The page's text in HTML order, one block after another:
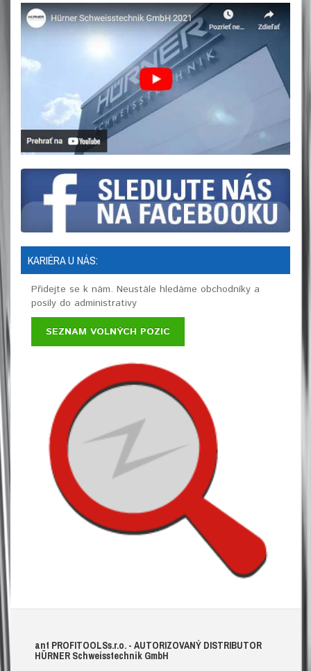
KARIÉRA U NÁS:
Přidejte se k nám. Neustále hledáme obchodníky a
posily do administrativy
SEZNAM VOLNÝCH POZIC
ant PROFITOOLSs.r.o. - AUTORIZOVANÝ DISTRIBUTOR
HÜRNER Schweisstechnik GmbH